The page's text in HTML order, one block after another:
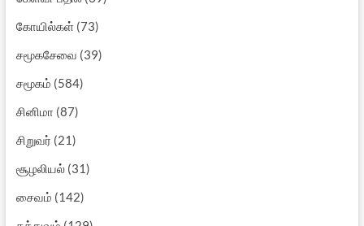
கோயில்கள்(73)
சமூகசேவை (39)
சமூகம் (584)
சினிமா (87)
சிறுவர் (21)
சூழலியல்(31)
சைவம் (142)